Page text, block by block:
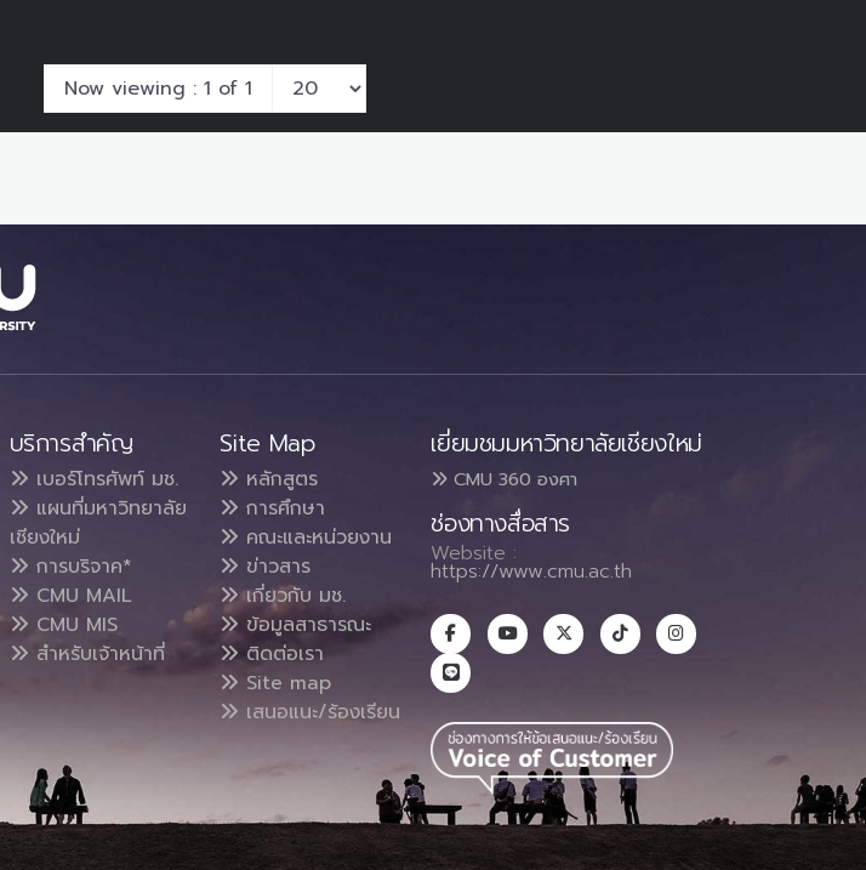
Now viewing : 1 of 1
บริการสำคัญ
เบอร์โทรศัพท์ มช.
แผนที่มหาวิทยาลัย
เชียงใหม่
การบริจาค*
CMU MAIL
CMU MIS
สำหรับเจ้าหน้าที่
Site Map
หลักสูตร
การศึกษา
คณะและหน่วยงาน
ข่าวสาร
เกี่ยวกับ มช.
ข้อมูลสาธารณะ
ติดต่อเรา
Site map
เสนอแนะ/ร้องเรียน
เยี่ยมชมมหาวิทยาลัยเชียงใหม่
CMU 360 องศา
ช่องทางสื่อสาร
Website :
https://www.cmu.ac.th